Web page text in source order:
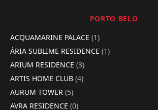
PORTO BELO
ACQUAMARINE PALACE (1)
ÁRIA SUBLIME RESIDENCE (1)
ARIUM RESIDENCE (3)
ARTIS HOME CLUB (4)
AURUM TOWER (5)
AVRA RESIDENCE (0)